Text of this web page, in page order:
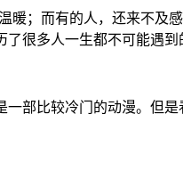
暖；而有的人，还来不及
很多人一生都不可能遇到
部比较冷门的动漫。但